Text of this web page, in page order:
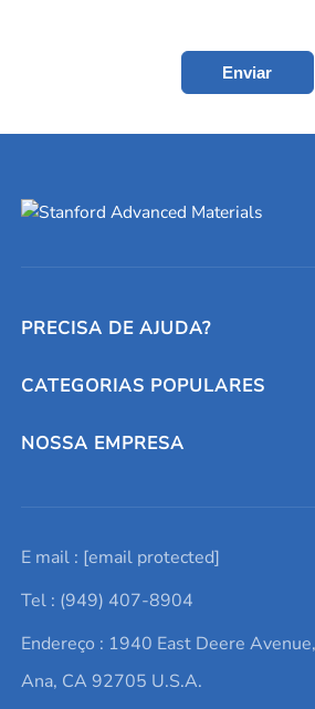
Enviar
PRECISA DE AJUDA?
Conversores e calculadoras
Entre em contato conosco
Lista de consultas
Termos e Condições
Política de Privacidade
CATEGORIAS POPULARES
Metais refratários
Elementos de terras raras
Alvos de pulverização catódica
Ácido hialurônico
NOSSA EMPRESA
Promoções atuais
Notícias e blogs
Estudos de caso
E mail : [email protected]
Tel : (949) 407-8904
Endereço : 1940 East Deere
Ana, CA 92705 U.S.A.